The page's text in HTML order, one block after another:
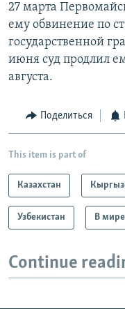
27 марта
ему обвинение по
государственной
июня суд продлил
августа.
Поделиться
This item is part of
Казахстан
Узбекистан В мире
Continue